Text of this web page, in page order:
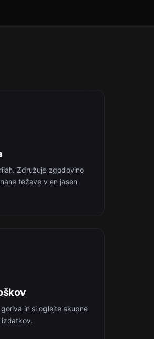
Združuje zgodovino
težave v en jasen
in si oglejte skupne
izdatkov.